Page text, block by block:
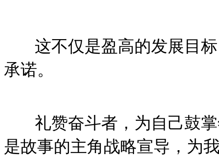
这不仅是盈高的发展目标
承诺。
礼赞奋斗者，为自己鼓掌
是故事的主角战略宣导，为